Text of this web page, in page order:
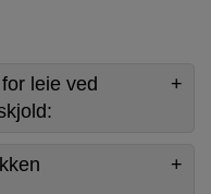
leie ved